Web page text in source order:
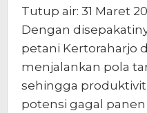
Tutup air: 31 Maret
Dengan
petani Kertoraharjo
menjalankan pola
sehingga
potensi gagal